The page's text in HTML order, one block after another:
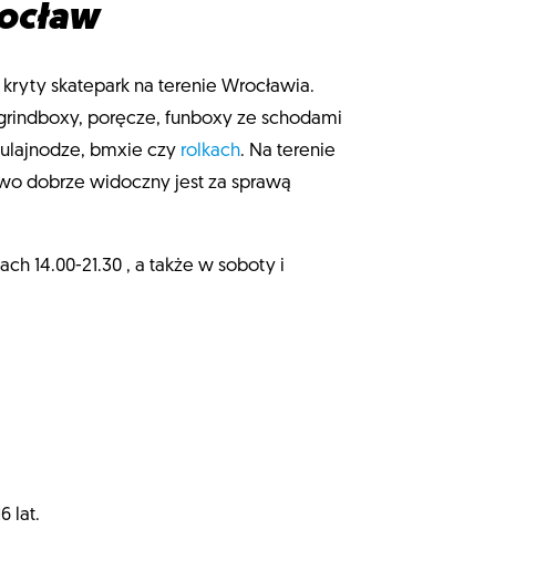
skatepark na terenie Wrocławia.
poręcze, funboxy ze schodami
bmxie czy rolkach. Na terenie
dobrze widoczny jest za sprawą
14.00-21.30 , a także w soboty i
lat.